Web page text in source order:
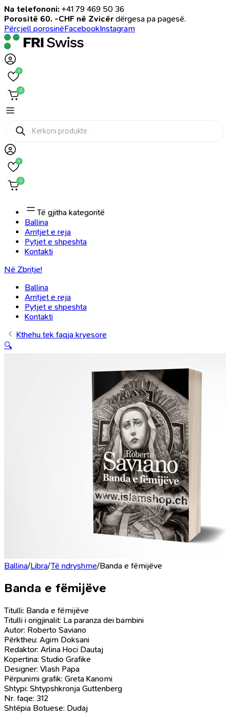
Na telefononi: +41 79 469 50 36
Porositë 60. -CHF në Zvicër dërgesa pa pagesë.
Përcjell porosinëFacebookInstagram
0
0
Products
search
0
0
Të gjitha kategoritë
Ballina
Arritjet e reja
Pytjet e shpeshta
Kontakti
Në Zbritje!
Ballina
Arritjet e reja
Pytjet e shpeshta
Kontakti
Kthehu tek faqja kryesore
🔍
Ballina/Libra/Të ndryshme/Banda e fëmijëve
Banda e fëmijëve
Titulli: Banda e fëmijëve
Titulli i origjinalit: La paranza dei bambini
Autor: Roberto Saviano
Përktheu: Agim Doksani
Redaktor: Arlina Hoci Dautaj
Kopertina: Studio Grafike
Designer: Vlash Papa
Përpunimi grafik: Greta Kanomi
Shtypi: Shtypshkronja Guttenberg
Nr. faqe: 312
Shtëpia Botuese: Dudaj